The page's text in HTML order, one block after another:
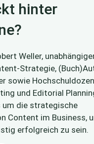
hinter
Weller,
Strategie,
sowie
und Editorial
um die strategische
Content im Business,
erfolgreich zu sein.